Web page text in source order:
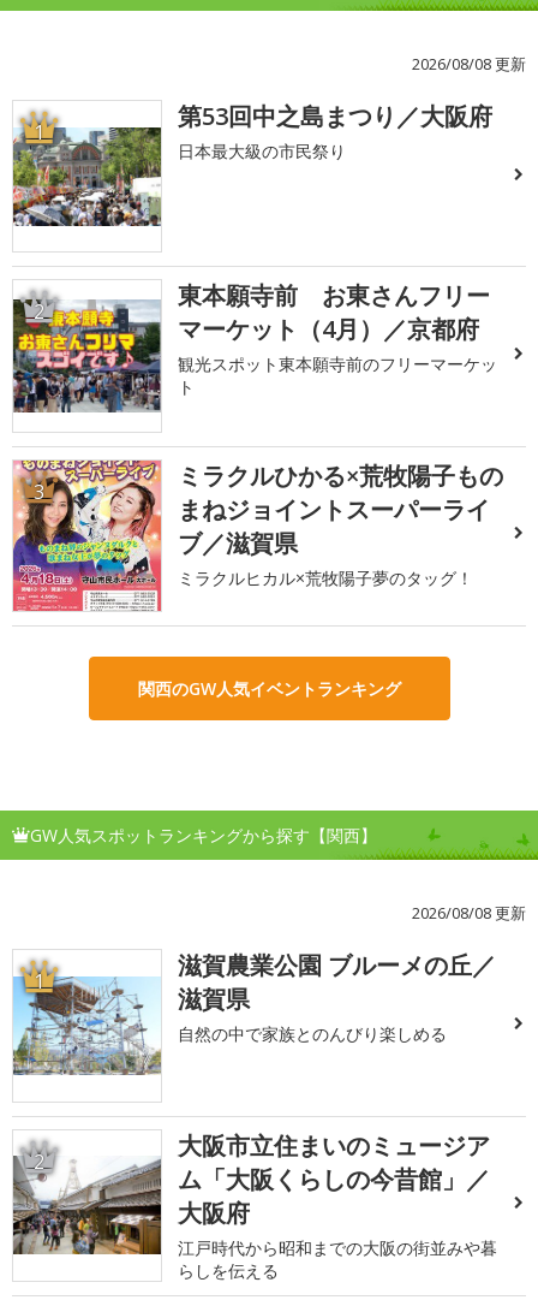
2026/08/08 更新
1 第53回中之島まつり／大阪府
日本最大級の市民祭り
2
東本願寺前 お東さんフリー
マーケット（4月）／京都府
観光スポット東本願寺前のフリーマーケッ
ト
3
ミラクルひかる×荒牧陽子もの
まねジョイントスーパーライ
ブ／滋賀県
ミラクルヒカル×荒牧陽子夢のタッグ！
関西のGW人気イベントランキング
GW人気スポットランキングから探す【関西】
2026/08/08 更新
1
滋賀農業公園 ブルーメの丘／
滋賀県
自然の中で家族とのんびり楽しめる
2
大阪市立住まいのミュージア
ム「大阪くらしの今昔館」／
大阪府
江戸時代から昭和までの大阪の街並みや暮
らしを伝える